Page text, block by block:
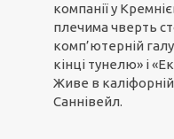
компанії у
плечима чверть
комп’ютерній
кінці тунелю» і
Живе в
Саннівейл.